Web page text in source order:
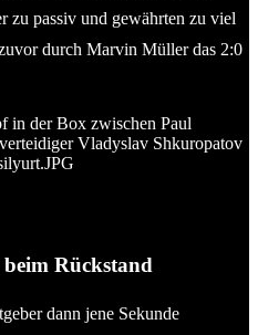
zu passiv und gewährten zu viel
durch Marvin Müller das 2:0
Rückstand
dann jene Sekunde